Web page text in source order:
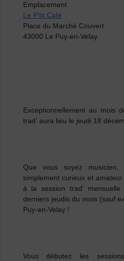
Emplacement
Le P'tit Café
Place du Marché Couvert
43000 Le Puy-en-Velay
Exceptionnellementau mois
trad’ aura lieu le jeudi 18
Que vous soyez musicien,
simplement curieux et
à la session trad’
derniers jeudis du mois (sauf
Puy-en-Velay !
Vous débutez les